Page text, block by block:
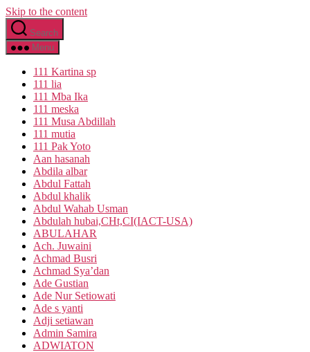
Skip to the content
Search
Menu
111 Kartina sp
111 lia
111 Mba Ika
111 meska
111 Musa Abdillah
111 mutia
111 Pak Yoto
Aan hasanah
Abdila albar
Abdul Fattah
Abdul khalik
Abdul Wahab Usman
Abdulah hubai,CHt,CI(IACT-USA)
ABULAHAR
Ach. Juwaini
Achmad Busri
Achmad Sya’dan
Ade Gustian
Ade Nur Setiowati
Ade s yanti
Adji setiawan
Admin Samira
ADWIATON